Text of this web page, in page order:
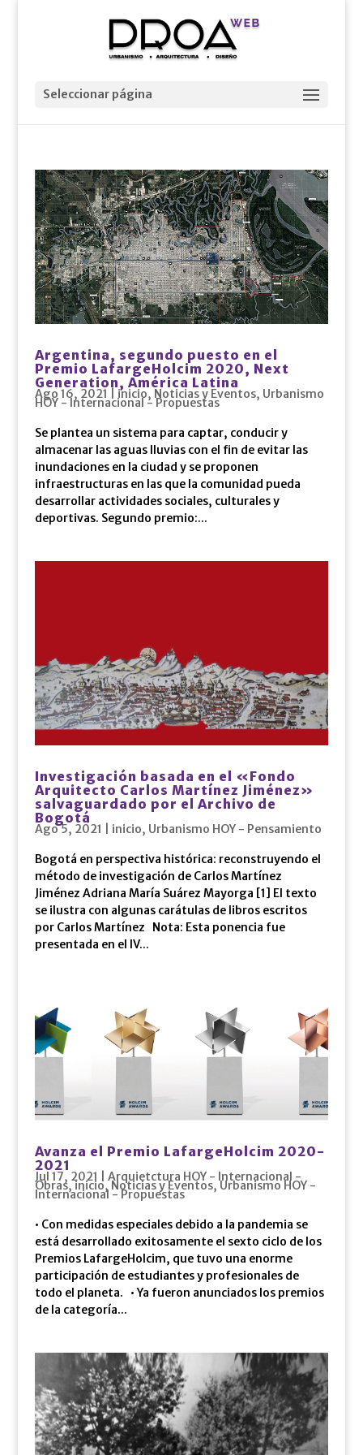
Seleccionar página
Argentina, segundo puesto en el
Premio LafargeHolcim 2020, Next
Generation, América Latina
Ago 16, 2021 inicio, Noticias y Eventos, Urbanismo
HOY - Internacional - Propuestas
Se plantea un sistema para captar, conducir y
almacenar las aguas lluvias con el fin de evitar las
inundaciones en la ciudad y se proponen
infraestructuras en las que la comunidad pueda
desarrollar actividades sociales, culturales y
deportivas. Segundo premio:...
Investigación basada en el «Fondo
Arquitecto Carlos Martínez Jiménez»
salvaguardado por el Archivo de
Bogotá
Ago 5, 2021 inicio, Urbanismo HOY - Pensamiento
Bogotá en perspectiva histórica: reconstruyendo el
método de investigación de Carlos Martínez
Jiménez Adriana María Suárez Mayorga [1] El texto
se ilustra con algunas carátulas de libros escritos
por Carlos Martínez Nota: Esta ponencia fue
presentada en el IV...
Avanza el Premio LafargeHolcim 2020-
2021
Jul 17, 2021 Arquietctura HOY - Internacional -
Obras,inicio,Noticias y Eventos,Urbanismo HOY -
Internacional - Propuestas
• Con medidas especiales debido a la pandemia se
está desarrollado exitosamente el sexto ciclo de los
Premios LafargeHolcim, que tuvo una enorme
participación de estudiantes y profesionales de
todo el planeta. • Ya fueron anunciados los premios
de la categoría...